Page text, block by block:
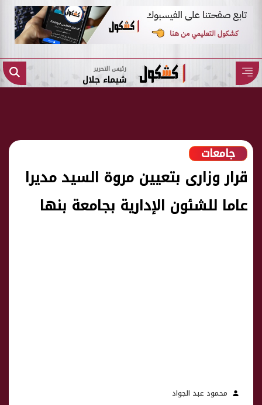
رئيس التحرير
شيماء جلال
جامعات
قرار وزارى بتعيين مروة السيد مديرا
عاما للشئون الإدارية بجامعة بنها
محمود عبد الجواد